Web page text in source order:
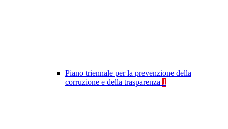
Piano triennale per la prevenzione della
corruzione e della trasparenza 1